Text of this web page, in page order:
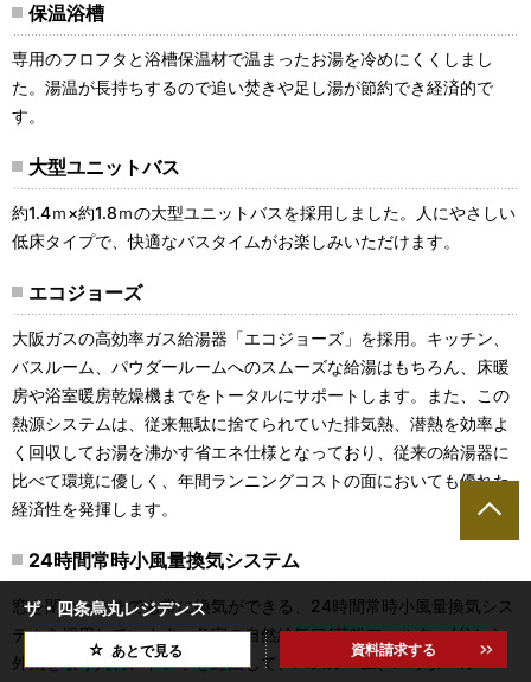
保温浴槽
専用のフロフタと浴槽保温材で温まったお湯を冷めにくくしまし
た。湯温が長持ちするので追い焚きや足し湯が節約でき経済的で
す。
大型ユニットバス
約1.4ｍ×約1.8ｍの大型ユニットバスを採用しました。人にやさしい
低床タイプで、快適なバスタイムがお楽しみいただけます。
エコジョーズ
大阪ガスの高効率ガス給湯器「エコジョーズ」を採用。キッチン、
バスルーム、パウダールームへのスムーズな給湯はもちろん、床暖
房や浴室暖房乾燥機までをトータルにサポートします。また、この
熱源システムは、従来無駄に捨てられていた排気熱、潜熱を効率よ
く回収してお湯を沸かす省エネ仕様となっており、従来の給湯器に
比べて環境に優しく、年間ランニングコストの面においても優れた
経済性を発揮します。
24時間常時小風量換気システム
窓を閉めたままでも常に換気ができる、24時間常時小風量換気シス
テムを採用しています。各室の自然給気口(花粉フィルター付)から
外気を取り入れ、ドア下を経由して、バスルーム、パウダールー
ザ・四条烏丸レジデンス
あとで見る 資料請求する